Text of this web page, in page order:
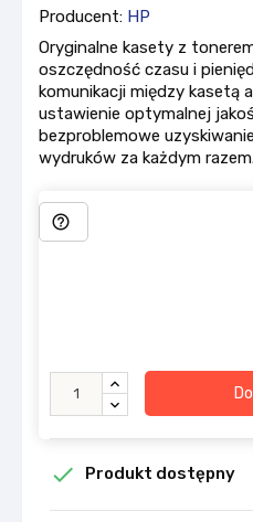
Producent: HP
Oryginalne kasety z
oszczędność czasu i
komunikacji między kasetą
ustawienie optymalnej
bezproblemowe
wydruków za każdym
help_outline
 Produkt dostępny